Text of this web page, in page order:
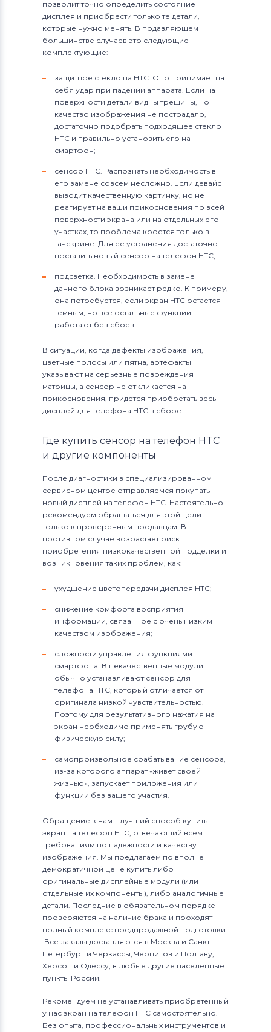
позволит точно определить состояние
дисплея и приобрести только те детали,
которые нужно менять. В подавляющем
большинстве случаев это следующие
комплектующие:
защитное стекло на HTC. Оно принимает на
себя удар при падении аппарата. Если на
поверхности детали видны трещины, но
качество изображения не пострадало,
достаточно подобрать подходящее стекло
HTC и правильно установить его на
смартфон;
сенсор HTC. Распознать необходимость в
его замене совсем несложно. Если девайс
выводит качественную картинку, но не
реагирует на ваши прикосновения по всей
поверхности экрана или на отдельных его
участках, то проблема кроется только в
тачскрине. Для ее устранения достаточно
поставить новый сенсор на телефон HTC;
подсветка. Необходимость в замене
данного блока возникает редко. К примеру,
она потребуется, если экран HTC остается
темным, но все остальные функции
работают без сбоев.
В ситуации, когда дефекты изображения,
цветные полосы или пятна, артефакты
указывают на серьезные повреждения
матрицы, а сенсор не откликается на
прикосновения, придется приобретать весь
дисплей для телефона HTC в сборе.
Где купить сенсор на телефон HTC
и другие компоненты
После диагностики в специализированном
сервисном центре отправляемся покупать
новый дисплей на телефон HTC. Настоятельно
рекомендуем обращаться для этой цели
только к проверенным продавцам. В
противном случае возрастает риск
приобретения низкокачественной подделки и
возникновения таких проблем, как:
ухудшение цветопередачи дисплея HTC;
снижение комфорта восприятия
информации, связанное с очень низким
качеством изображения;
сложности управления функциями
смартфона. В некачественные модули
обычно устанавливают сенсор для
телефона HTC, который отличается от
оригинала низкой чувствительностью.
Поэтому для результативного нажатия на
экран необходимо применять грубую
физическую силу;
самопроизвольное срабатывание сенсора,
из-за которого аппарат «живет своей
жизнью», запускает приложения или
функции без вашего участия.
Обращение к нам – лучший способ купить
экран на телефон HTC, отвечающий всем
требованиям по надежности и качеству
изображения. Мы предлагаем по вполне
демократичной цене купить либо
оригинальные дисплейные модули (или
отдельные их компоненты), либо аналогичные
детали. Последние в обязательном порядке
проверяются на наличие брака и проходят
полный комплекс предпродажной подготовки.
Все заказы доставляются в Москва и Санкт-
Петербург и Черкассы, Чернигов и Полтаву,
Херсон и Одессу, в любые другие населенные
пункты России.
Рекомендуем не устанавливать приобретенный
у нас экран на телефон HTC самостоятельно.
Без опыта, профессиональных инструментов и